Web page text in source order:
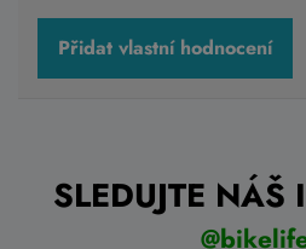
Přidat vlastní hodnocení
SLEDUJTE NÁŠ